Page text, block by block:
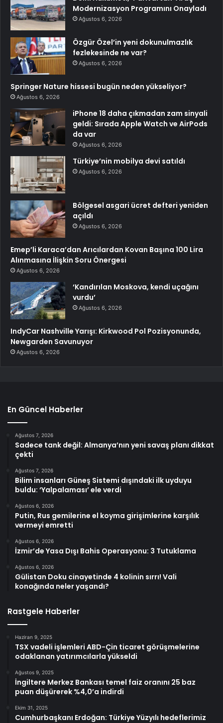
Modernizasyon Programını Onayladı
Ağustos 6, 2026
Özgür Özel’in yeni dokunulmazlık
fezlekesinde ne var?
Ağustos 6, 2026
Springer Nature hissesi bugün neden yükseliyor?
Ağustos 6, 2026
iPhone 18 daha çıkmadan zam sinyali
geldi: Sırada Apple Watch ve AirPods
da var
Ağustos 6, 2026
Türkiye’nin mobilya devi satıldı
Ağustos 6, 2026
Bölgesel asgari ücret defteri yeniden
açıldı
Ağustos 6, 2026
Emep’li Karaca’dan Arıcılardan Kovan Başına 100 Lira
Alınmasına İlişkin Soru Önergesi
Ağustos 6, 2026
‘Kandırılan Moskova, kendi uçağını
vurdu’
Ağustos 6, 2026
IndyCar Nashville Yarışı: Kirkwood Pol Pozisyonunda,
Newgarden Savunuyor
Ağustos 6, 2026
En Güncel Haberler
Ağustos 7, 2026
Sadece tank değil: Almanya’nın yeni savaş planı dikkat
çekti
Ağustos 7, 2026
Bilim insanları Güneş Sistemi dışındaki ilk uyduyu
buldu: ‘Yalpalaması’ ele verdi
Ağustos 6, 2026
Putin, Rus gemilerine el koyma girişimlerine karşılık
vermeyi emretti
Ağustos 6, 2026
İzmir’de Yasa Dışı Bahis Operasyonu: 3 Tutuklama
Ağustos 6, 2026
Gülistan Doku cinayetinde 4 kolinin sırrı! Vali
konağında neler yaşandı?
Rastgele Haberler
Haziran 9, 2025
TSX vadeli işlemleri ABD-Çin ticaret görüşmelerine
odaklanan yatırımcılarla yükseldi
Ağustos 9, 2025
İngiltere Merkez Bankası temel faiz oranını 25 baz
puan düşürerek %4,0’a indirdi
Ekim 31, 2025
Cumhurbaşkanı Erdoğan: Türkiye Yüzyılı hedeflerimiz